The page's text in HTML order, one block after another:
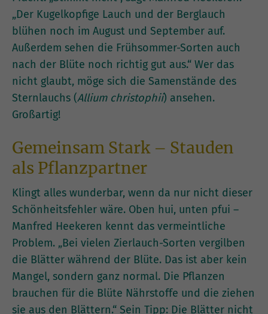
„Der Kugelkopfige Lauch und der Berglauch
blühen noch im August und September auf.
Außerdem sehen die Frühsommer-Sorten auch
nach der Blüte noch richtig gut aus.“ Wer das
nicht glaubt, möge sich die Samenstände des
Sternlauchs (Allium christophii) ansehen.
Großartig!
Gemeinsam Stark – Stauden
als Pflanzpartner
Klingt alles wunderbar, wenn da nur nicht dieser
Schönheitsfehler wäre. Oben hui, unten pfui –
Manfred Heekeren kennt das vermeintliche
Problem. „Bei vielen Zierlauch-Sorten vergilben
die Blätter während der Blüte. Das ist aber kein
Mangel, sondern ganz normal. Die Pflanzen
brauchen für die Blüte Nährstoffe und die ziehen
sie aus den Blättern.“ Sein Tipp: Die Blätter nicht